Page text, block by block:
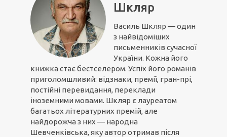
Шкляр
Василь Шкляр — один
з найвідоміших
письменників сучасної
України. Кожна його
книжка стає бестселером. Успіх його романів
приголомшливий: відзнаки, премії, гран-прі,
постійні перевидання, переклади
іноземними мовами. Шкляр є лауреатом
багатьох літературних премій, але
найдорожча з них — народна
Шевченківська, яку автор отримав після